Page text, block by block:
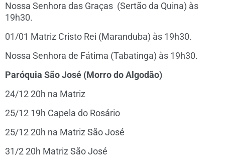
Nossa Senhora das Graças (Sertão da Quina) às
19h30.
01/01 Matriz Cristo Rei (Maranduba) às 19h30.
Nossa Senhora de Fátima (Tabatinga) às 19h30.
Paróquia São José (Morro do Algodão)
24/12 20h na Matriz
25/12 19h Capela do Rosário
25/12 20h na Matriz São José
31/2 20h Matriz São José